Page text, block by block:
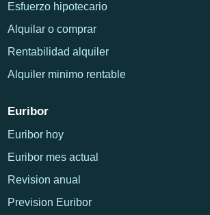
Esfuerzo hipotecario
Alquilar o comprar
Rentabilidad alquiler
Alquiler minimo rentable
Euribor
Euribor hoy
Euribor mes actual
Revision anual
Prevision Euribor